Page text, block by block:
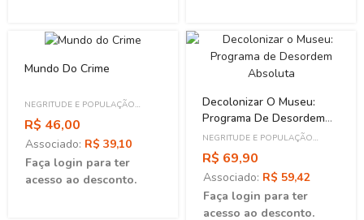
Mundo Do Crime
NEGRITUDE E POPULAÇÃO
NEGRA
R$ 46,00
Associado: R$ 39,10
Faça login para ter
acesso ao desconto.
Decolonizar O Museu:
Programa De Desordem
Absoluta
NEGRITUDE E POPULAÇÃO
NEGRA
R$ 69,90
Associado: R$ 59,42
Faça login para ter
acesso ao desconto.